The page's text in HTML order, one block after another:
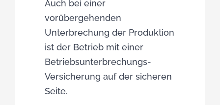
Kontakt
Review Forest
Auch bei einer
vorübergehenden
Unterbrechung der Produktion
ist der Betrieb mit einer
Betriebsunterbrechungs-
Versicherung auf der sicheren
Seite.